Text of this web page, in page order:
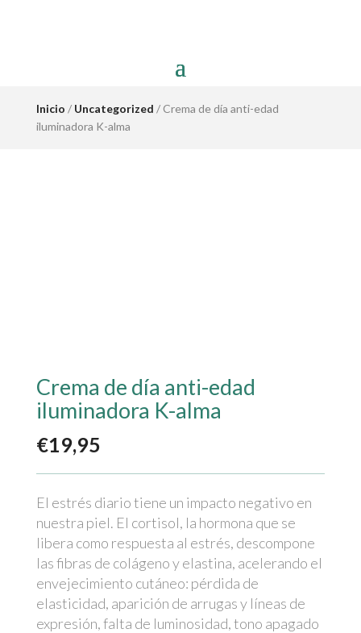
Inicio / Uncategorized / Crema de día anti-edad
iluminadora K-alma
Crema de día anti-edad
iluminadora K-alma
€19,95
El estrés diario tiene un impacto negativo en
nuestra piel. El cortisol, la hormona que se
libera como respuesta al estrés, descompone
las fibras de colágeno y elastina, acelerando el
envejecimiento cutáneo: pérdida de
elasticidad, aparición de arrugas y líneas de
expresión, falta de luminosidad, tono apagado